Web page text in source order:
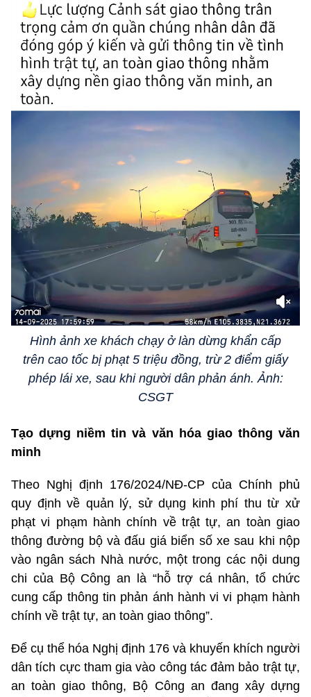
Hình ảnh xe khách chạy ở làn dừng khẩn cấp
trên cao tốc bị phạt 5 triệu đồng, trừ 2 điểm giấy
phép lái xe, sau khi người dân phản ánh. Ảnh:
CSGT
Tạo dựng niềm tin và văn hóa giao thông văn
minh
Theo Nghị định 176/2024/NĐ-CP của Chính phủ
quy định về quản lý, sử dụng kinh phí thu từ xử
phạt vi phạm hành chính về trật tự, an toàn giao
thông đường bộ và đấu giá biển số xe sau khi nộp
vào ngân sách Nhà nước, một trong các nội dung
chi của Bộ Công an là “hỗ trợ cá nhân, tổ chức
cung cấp thông tin phản ánh hành vi vi phạm hành
chính về trật tự, an toàn giao thông”.
Để cụ thể hóa Nghị định 176 và khuyến khích người
dân tích cực tham gia vào công tác đảm bảo trật tự,
an toàn giao thông, Bộ Công an đang xây dựng